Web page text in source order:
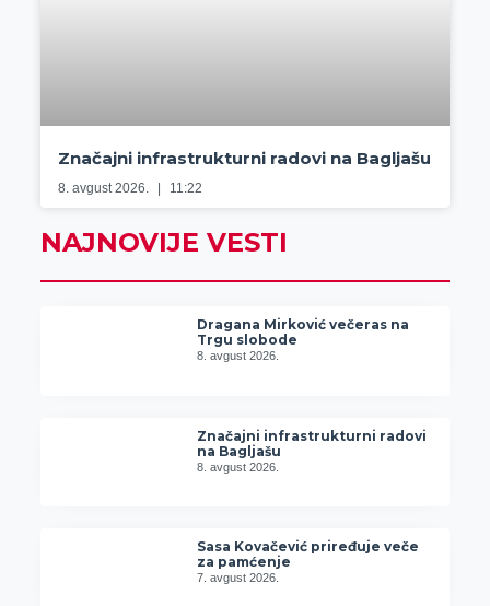
Značajni infrastrukturni radovi na Bagljašu
8. avgust 2026. 11:22
NAJNOVIJE VESTI
Dragana Mirković večeras na
Trgu slobode
8. avgust 2026.
Značajni infrastrukturni radovi
na Bagljašu
8. avgust 2026.
Sasa Kovačević priređuje veče
za pamćenje
7. avgust 2026.